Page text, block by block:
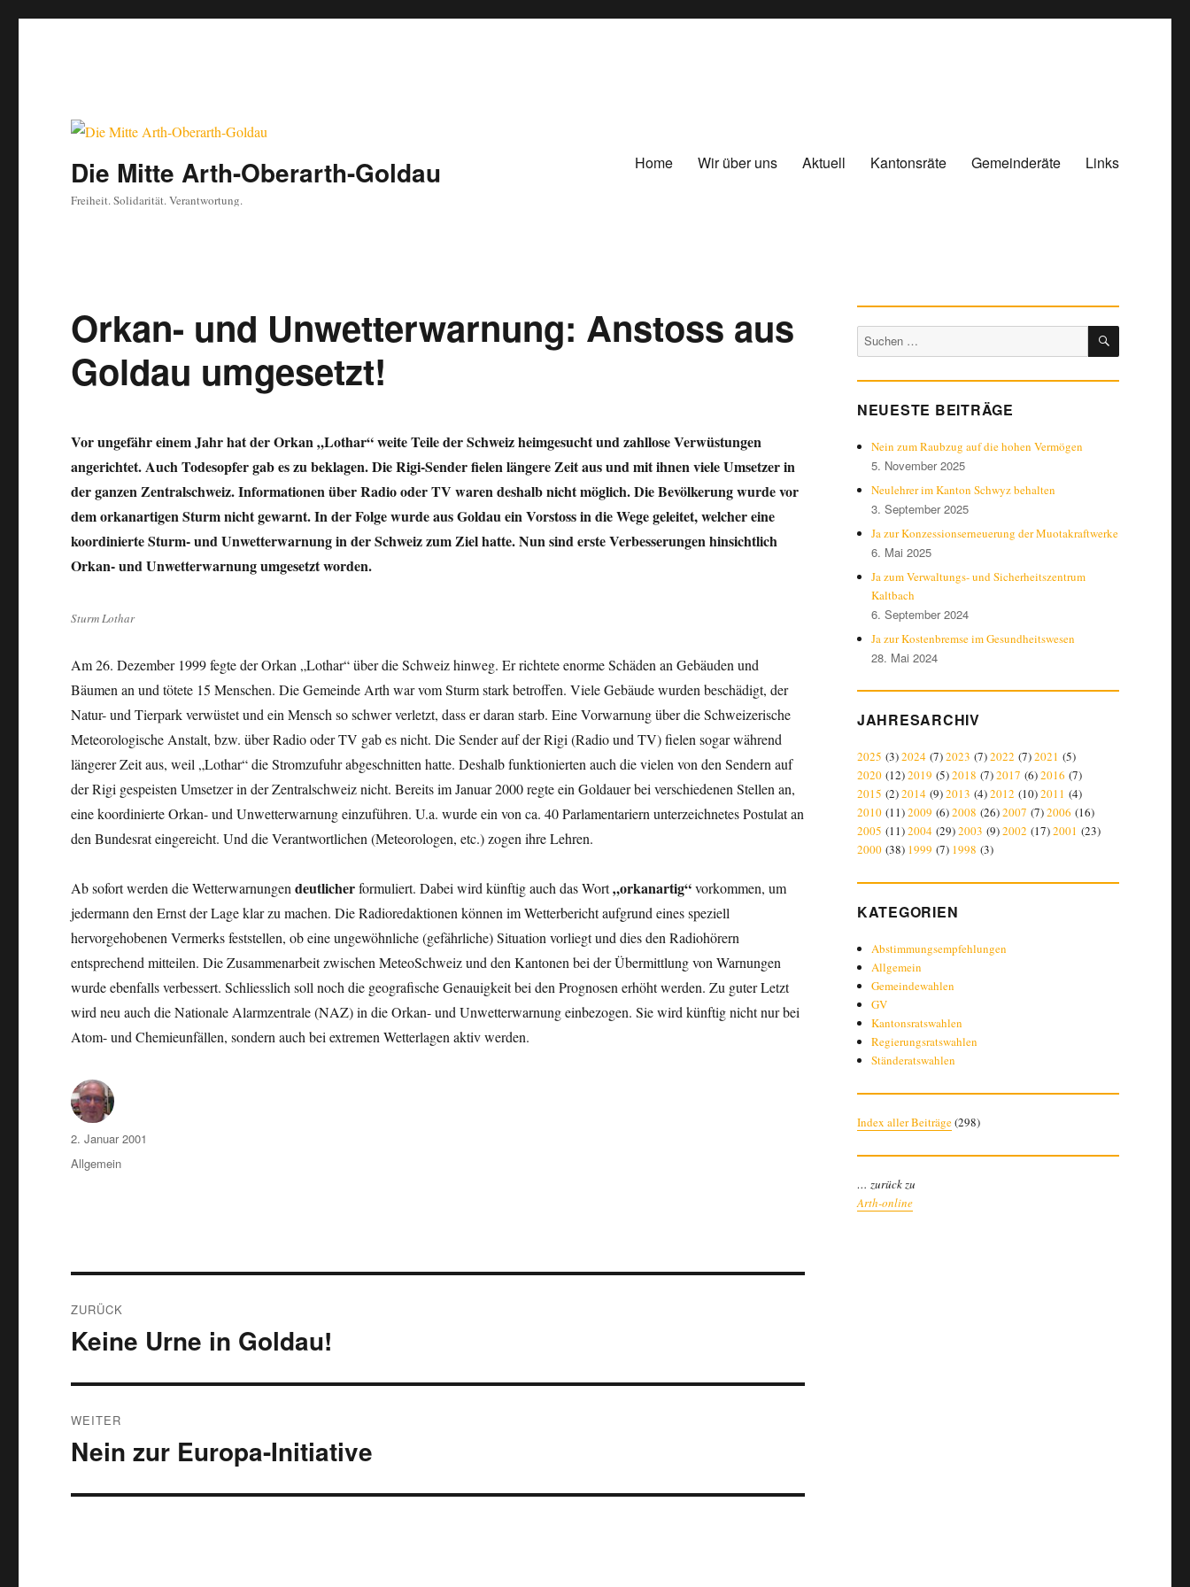
Die Mitte Arth-Oberarth-Goldau
Freiheit. Solidarität. Verantwortung.
Home Wir über uns Aktuell Kantonsräte Gemeinderäte Links
Orkan- und Unwetterwarnung: Anstoss aus
Goldau umgesetzt!
Vor ungefähr einem Jahr hat der Orkan „Lothar“ weite Teile der Schweiz heimgesucht und zahllose Verwüstungen
angerichtet. Auch Todesopfer gab es zu beklagen. Die Rigi-Sender fielen längere Zeit aus und mit ihnen viele Umsetzer in
der ganzen Zentralschweiz. Informationen über Radio oder TV waren deshalb nicht möglich. Die Bevölkerung wurde vor
dem orkanartigen Sturm nicht gewarnt. In der Folge wurde aus Goldau ein Vorstoss in die Wege geleitet, welcher eine
koordinierte Sturm- und Unwetterwarnung in der Schweiz zum Ziel hatte. Nun sind erste Verbesserungen hinsichtlich
Orkan- und Unwetterwarnung umgesetzt worden.
Sturm Lothar
Am 26. Dezember 1999 fegte der Orkan „Lothar“ über die Schweiz hinweg. Er richtete enorme Schäden an Gebäuden und
Bäumen an und tötete 15 Menschen. Die Gemeinde Arth war vom Sturm stark betroffen. Viele Gebäude wurden beschädigt, der
Natur- und Tierpark verwüstet und ein Mensch so schwer verletzt, dass er daran starb. Eine Vorwarnung über die Schweizerische
Meteorologische Anstalt, bzw. über Radio oder TV gab es nicht. Die Sender auf der Rigi (Radio und TV) fielen sogar während
längerer Zeit aus, weil „Lothar“ die Stromzufuhr abgeschnitten hatte. Deshalb funktionierten auch die vielen von den Sendern auf
der Rigi gespeisten Umsetzer in der Zentralschweiz nicht. Bereits im Januar 2000 regte ein Goldauer bei verschiedenen Stellen an,
eine koordinierte Orkan- und Unwetterwarnung einzuführen. U.a. wurde ein von ca. 40 Parlamentariern unterzeichnetes Postulat an
den Bundesrat eingereicht. Und die Verantwortlichen (Meteorologen, etc.) zogen ihre Lehren.
Ab sofort werden die Wetterwarnungendeutlicherformuliert. Dabei wird künftig auch das Wort„orkanartig“vorkommen, um
jedermann den Ernst der Lage klar zu machen. Die Radioredaktionen können im Wetterbericht aufgrund eines speziell
hervorgehobenen Vermerks feststellen, ob eine ungewöhnliche (gefährliche) Situation vorliegt und dies den Radiohörern
entsprechend mitteilen. Die Zusammenarbeit zwischen MeteoSchweiz und den Kantonen bei der Übermittlung von Warnungen
wurde ebenfalls verbessert. Schliesslich soll noch die geografische Genauigkeit bei den Prognosen erhöht werden. Zu guter Letzt
wird neu auch die Nationale Alarmzentrale (NAZ) in die Orkan- und Unwetterwarnung einbezogen. Sie wird künftig nicht nur bei
Atom- und Chemieunfällen, sondern auch bei extremen Wetterlagen aktiv werden.
Autor
Veröffentlicht
am
2. Januar 2001
Kategorien
Allgemein
ZURÜCK
Vorheriger
Keine Urne in Goldau!
WEITER
Nächster
Nein zur Europa-Initiative
Suchen
nach:
SUCHEN
NEUESTE BEITRÄGE
Nein zum Raubzug auf die hohen Vermögen
5. November 2025
Neulehrer im Kanton Schwyz behalten
3. September 2025
Ja zur Konzessionserneuerung der Muotakraftwerke
6. Mai 2025
Ja zum Verwaltungs- und Sicherheitszentrum
Kaltbach
6. September 2024
Ja zur Kostenbremse im Gesundheitswesen
28. Mai 2024
JAHRESARCHIV
2025 (3)2024(7)2023 (7)2022 (7)2021 (5)
2020(12)2019 (5)2018 (7)2017 (6)2016 (7)
2015 (2)2014(9)2013 (4)2012 (10)2011 (4)
2010(11)2009 (6)2008 (26)2007 (7)2006 (16)
2005 (11)2004(29)2003 (9)2002 (17)2001 (23)
2000(38) 1999 (7) 1998 (3)
KATEGORIEN
Abstimmungsempfehlungen
Allgemein
Gemeindewahlen
GV
Kantonsratswahlen
Regierungsratswahlen
Ständeratswahlen
Index aller Beiträge(298)
… zurück zu
Arth-online